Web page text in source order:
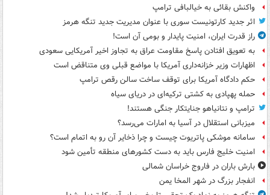
واکنش بقائی به خیالبافی ترامپ
اثر جدید کارتونیست سوری با عنوان مدیریت جدید تنگه هرمز
راز قدرت ایران، امنیت پایدار و بومی آن است!
به تعویق افتادن پاسخ مقاومت عراق به تجاوز اخیر آمریکایی سعودی
اظهارات وزیر خزانه‌داری آمریکا با مواضع قبلی وی متناقض است
حکم دادگاه آمریکا برای توقف ساخت سالن رقص ترامپ
حمله پهپادی به کشتی ترکیه‌ای در دریای سیاه
ترامپ و نتانیاهو جنایتکار جنگی هستند!
میزبانی استقلال در آسیا به امارات می‌رسد؟
سامانه موشکی پاتریوت چیست و چرا ذخایر آن رو به اتمام است؟
امنیت خلیج فارس باید به دست کشورهای منطقه تأمین شود
بارش باران در فاروج خراسان شمالی
انفجار بزرگ در شهر المخا یمن